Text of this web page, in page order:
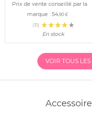
Prix de vente conseillé par la
marque : 54,90 €
(31)
En stock
VOIR TOUS